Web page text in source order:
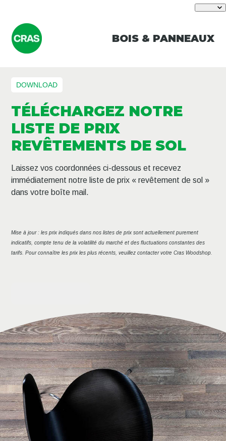
BOIS & PANNEAUX
DOWNLOAD
TÉLÉCHARGEZ NOTRE
LISTE DE PRIX
REVÊTEMENTS DE SOL
Laissez vos coordonnées ci-dessous et recevez
immédiatement notre liste de prix « revêtement de sol »
dans votre boîte mail.
Mise à jour : les prix indiqués dans nos listes de prix sont actuellement purement
indicatifs, compte tenu de la volatilité du marché et des fluctuations constantes des
tarifs. Pour connaître les prix les plus récents, veuillez contacter votre Cras Woodshop.